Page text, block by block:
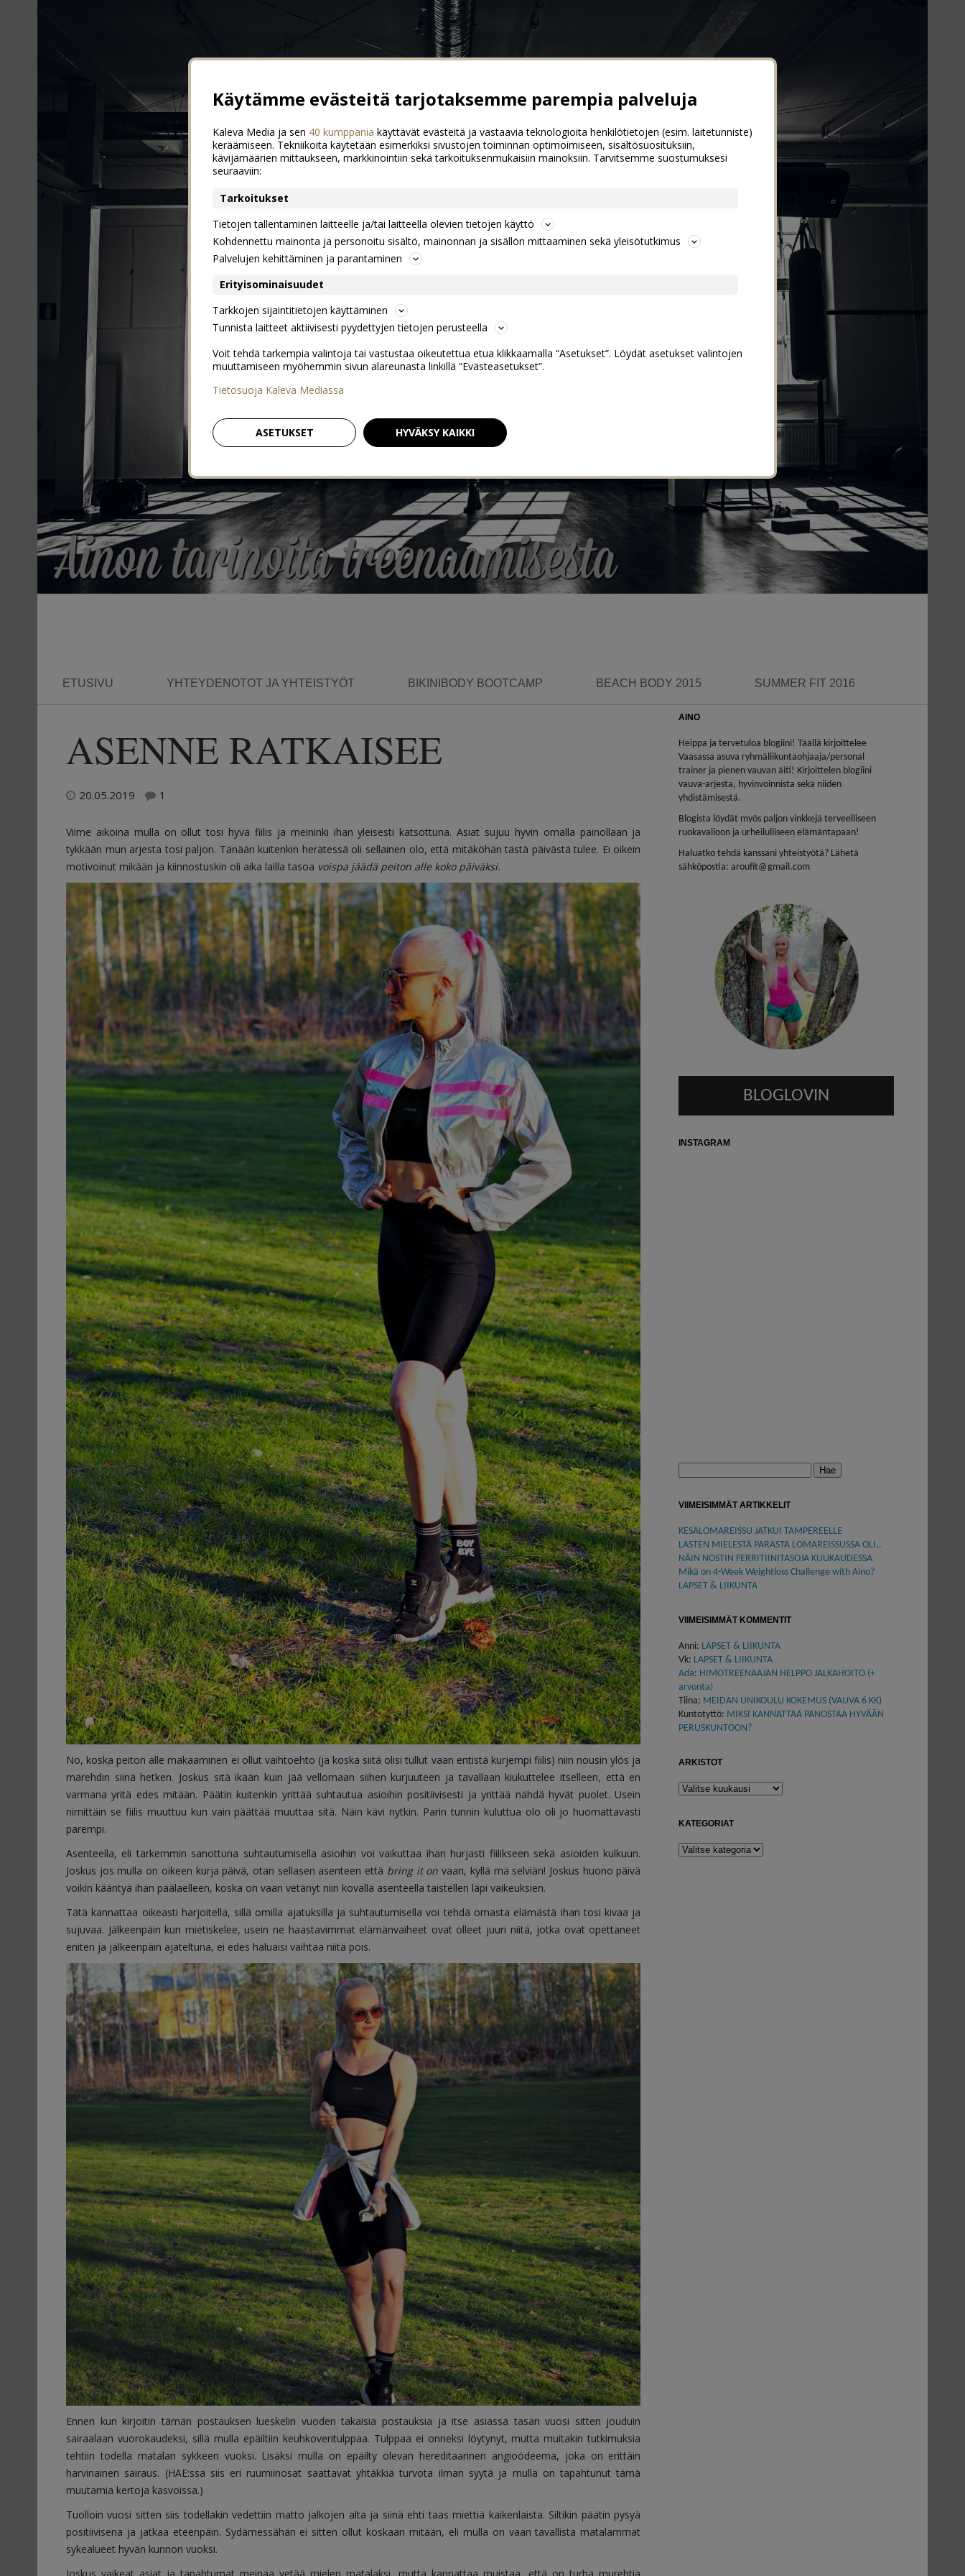
ETUSIVU YHTEYDENOTOT JA YHTEISTYÖT BIKINIBODY BOOTCAMP BEACH BODY 2015 SUMMER FIT 2016
ASENNE RATKAISEE
20.05.2019 1
Viime aikoina mulla on ollut tosi hyvä fiilis ja meininki ihan yleisesti katsottuna. Asiat sujuu hyvin omalla painollaan ja
tykkään mun arjesta tosi paljon. Tänään kuitenkin herätessä oli sellainen olo, että mitäköhän tästä päivästä tulee. Ei oikein
motivoinut mikään ja kiinnostuskin oli aika lailla tasoa voispa jäädä peiton alle koko päiväksi.
No, koska peiton alle makaaminen ei ollut vaihtoehto (ja koska siitä olisi tullut vaan entistä kurjempi fiilis) niin nousin ylös ja
märehdin siinä hetken. Joskus sitä ikään kuin jää vellomaan siihen kurjuuteen ja tavallaan kiukuttelee itselleen, että en
varmana yritä edes mitään. Päätin kuitenkin yrittää suhtautua asioihin positiivisesti ja yrittää nähdä hyvät puolet. Usein
nimittäin se fiilis muuttuu kun vain päättää muuttaa sitä. Näin kävi nytkin. Parin tunnin kuluttua olo oli jo huomattavasti
parempi.
Asenteella, eli tarkemmin sanottuna suhtautumisella asioihin voi vaikuttaa ihan hurjasti fiilikseen sekä asioiden kulkuun.
Joskus jos mulla on oikeen kurja päivä, otan sellasen asenteen että bring it on vaan, kyllä mä selviän! Joskus huono päivä
voikin kääntyä ihan päälaelleen, koska on vaan vetänyt niin kovalla asenteella taistellen läpi vaikeuksien.
Tätä kannattaa oikeasti harjoitella, sillä omilla ajatuksilla ja suhtautumisella voi tehdä omasta elämästä ihan tosi kivaa ja
sujuvaa. Jälkeenpäin kun mietiskelee, usein ne haastavimmat elämänvaiheet ovat olleet juuri niitä, jotka ovat opettaneet
eniten ja jälkeenpäin ajateltuna, ei edes haluaisi vaihtaa niitä pois.
Ennen kun kirjoitin tämän postauksen lueskelin vuoden takaisia postauksia ja itse asiassa tasan vuosi sitten jouduin
sairaalaan vuorokaudeksi, sillä mulla epäiltiin keuhkoveritulppaa. Tulppaa ei onneksi löytynyt, mutta muitakin tutkimuksia
tehtiin todella matalan sykkeen vuoksi. Lisäksi mulla on epäilty olevan hereditaarinen angioödeema, joka on erittäin
harvinainen sairaus. (HAE:ssa siis eri ruumiinosat saattavat yhtäkkiä turvota ilman syytä ja mulla on tapahtunut tämä
muutamia kertoja kasvoissa.)
Tuolloin vuosi sitten siis todellakin vedettiin matto jalkojen alta ja siinä ehti taas miettiä kaikenlaista. Siltikin päätin pysyä
positiivisena ja jatkaa eteenpäin. Sydämessähän ei sitten ollut koskaan mitään, eli mulla on vaan tavallista matalammat
sykealueet hyvän kunnon vuoksi.
AINO
Heippa ja tervetuloa blogiini! Täällä kirjoittelee
Vaasassa asuva ryhmäliikuntaohjaaja/personal
trainer ja pienen vauvan äiti! Kirjoittelen blogiini
vauva-arjesta, hyvinvoinnista sekä niiden
yhdistämisestä.
Blogista löydät myös paljon vinkkejä terveelliseen
ruokavalioon ja urheilulliseen elämäntapaan!
Haluatko tehdä kanssani yhteistyötä? Lähetä
sähköpostia: aroufit@gmail.com
BLOGLOVIN
INSTAGRAM
VIIMEISIMMÄT ARTIKKELIT
KESÄLOMAREISSU JATKUI TAMPEREELLE
LASTEN MIELESTÄ PARASTA LOMAREISSUSSA OLI..
NÄIN NOSTIN FERRITIINITASOJA KUUKAUDESSA
Mikä on 4-Week Weightloss Challenge with Aino?
LAPSET & LIIKUNTA
VIIMEISIMMÄT KOMMENTIT
Anni: LAPSET & LIIKUNTA
Vk: LAPSET & LIIKUNTA
Ada: HIMOTREENAAJAN HELPPO JALKAHOITO (+
arvonta)
Tiina: MEIDÄN UNIKOULU KOKEMUS (VAUVA 6 KK)
Kuntotyttö: MIKSI KANNATTAA PANOSTAA HYVÄÄN
PERUSKUNTOON?
ARKISTOT
Arkistot
KATEGORIAT
Kategoriat
Käytämme evästeitä tarjotaksemme parempia palveluja
Kaleva Media ja sen 40 kumppania käyttävät evästeitä ja vastaavia teknologioita henkilötietojen (esim. laitetunniste)
keräämiseen. Tekniikoita käytetään esimerkiksi sivustojen toiminnan optimoimiseen, sisältösuosituksiin,
kävijämäärien mittaukseen, markkinointiin sekä tarkoituksenmukaisiin mainoksiin. Tarvitsemme suostumuksesi
seuraaviin:
Tarkoitukset
Tietojen tallentaminen laitteelle ja/tai laitteella olevien tietojen käyttö
Kohdennettu mainonta ja personoitu sisältö, mainonnan ja sisällön mittaaminen sekä yleisötutkimus
Palvelujen kehittäminen ja parantaminen
Erityisominaisuudet
Tarkkojen sijaintitietojen käyttäminen
Tunnista laitteet aktiivisesti pyydettyjen tietojen perusteella
Voit tehdä tarkempia valintoja tai vastustaa oikeutettua etua klikkaamalla “Asetukset”. Löydät asetukset valintojen
muuttamiseen myöhemmin sivun alareunasta linkillä “Evästeasetukset”.
Tietosuoja Kaleva Mediassa
ASETUKSET HYVÄKSY KAIKKI